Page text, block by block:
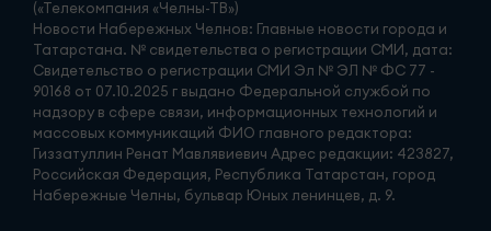
(«Телекомпания «Челны-ТВ»)
Новости Набережных Челнов: Главные новости города и
Татарстана. № свидетельства о регистрации СМИ, дата:
Свидетельство о регистрации СМИ Эл № ЭЛ № ФС 77 -
90168 от 07.10.2025 г выдано Федеральной службой по
надзору в сфере связи, информационных технологий и
массовых коммуникаций ФИО главного редактора:
Гиззатуллин Ренат Мавлявиевич Адрес редакции: 423827,
Российская Федерация, Республика Татарстан, город
Набережные Челны, бульвар Юных ленинцев, д. 9.